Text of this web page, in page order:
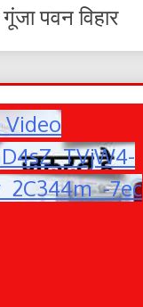
पवन विहार
Video
7ec